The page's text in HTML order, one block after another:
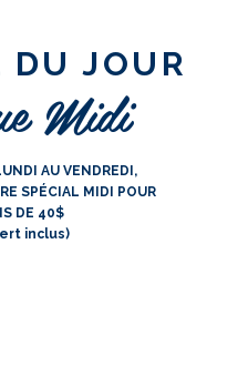
DU JOUR
Midi
AU VENDREDI,
SPÉCIAL MIDI POUR
DE 40$
inclus)